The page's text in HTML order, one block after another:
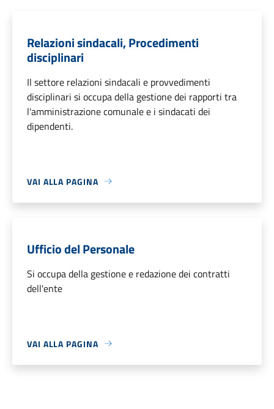
Relazioni sindacali, Procedimenti
disciplinari
Il settore relazioni sindacali e provvedimenti
disciplinari si occupa della gestione dei rapporti tra
l'amministrazione comunale e i sindacati dei
dipendenti.
VAI ALLA PAGINA
Ufficio del Personale
Si occupa della gestione e redazione dei contratti
dell'ente
VAI ALLA PAGINA